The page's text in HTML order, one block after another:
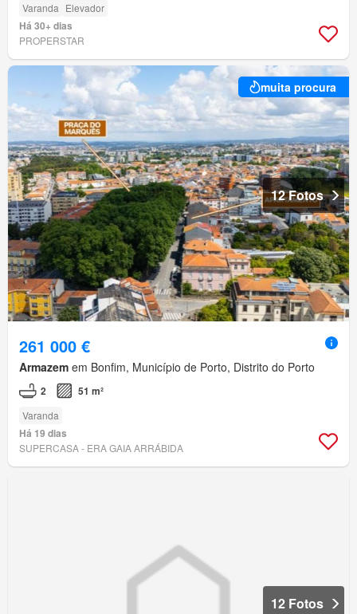
Varanda Elevador
Há 30+ dias
PROPERSTAR
muita procura
12 Fotos
261 000 €
Armazem em Bonfim, Município de Porto, Distrito do Porto
2 51 m²
Varanda
Há 19 dias
SUPERCASA - ERA GAIA ARRÁBIDA
12 Fotos